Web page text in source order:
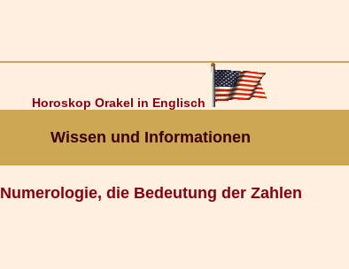
Horoskop Orakel in Englisch
Wissen und Informationen
Numerologie, die Bedeutung der Zahlen